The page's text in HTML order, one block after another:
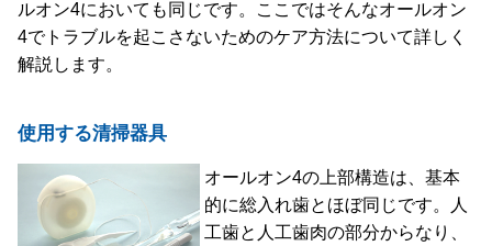
ルオン4においても同じです。ここではそんなオールオン
4でトラブルを起こさないためのケア方法について詳しく
解説します。
使用する清掃器具
オールオン4の上部構造は、基本
的に総入れ歯とほぼ同じです。人
工歯と人工歯肉の部分からなり、